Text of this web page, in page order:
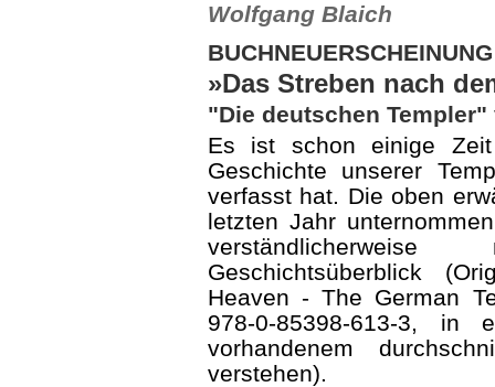
Wolfgang Blaich
BUCHNEUERSCHEINUNG
»Das Streben nach
"Die deutschen
Es ist schon einige
Geschichte unserer
verfasst hat. Die oben
letzten Jahr
Geschichtsüberblick
Heaven - The German
978-0-85398-613-3, in
vorhandenem
verstehen).